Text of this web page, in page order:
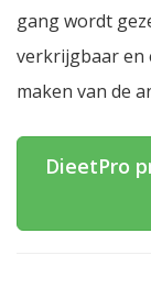
gang wordt
verkrijgbaar en
maken van de
DieetPro